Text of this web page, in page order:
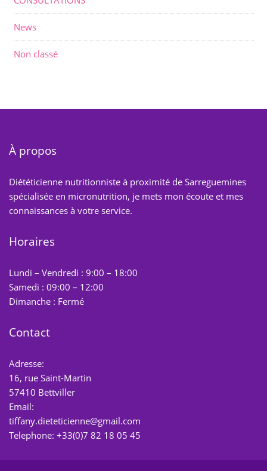
News
Non classé
À propos
Diététicienne nutritionniste à proximité de Sarreguemines
spécialisée en micronutrition, je mets mon écoute et mes
connaissances à votre service.
Horaires
Lundi – Vendredi : 9:00 – 18:00
Samedi : 09:00 – 12:00
Dimanche : Fermé
Contact
Adresse:
16, rue Saint-Martin
57410 Bettviller
Email:
tiffany.dieteticienne@gmail.com
Telephone: +33(0)7 82 18 05 45